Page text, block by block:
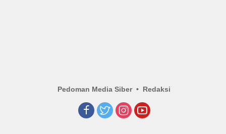
Pedoman Media Siber Redaksi